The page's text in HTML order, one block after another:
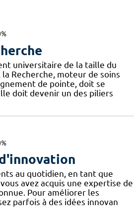
universitaire de la taille du
Recherche, moteur de soins
de pointe, doit se
doit devenir un des piliers
au quotidien, en tant que
avez acquis une expertise de
Pour améliorer les
parfois à des idées innovan